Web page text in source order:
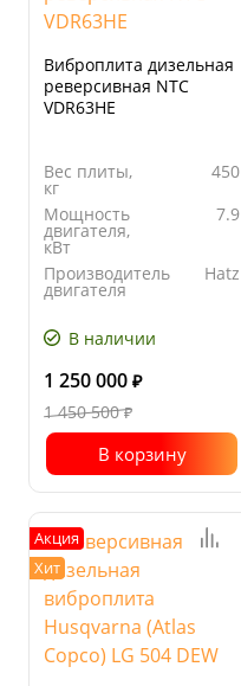
Виброплита дизельная
реверсивная NTC
VDR63HE
Вес плиты,
кг
450
Мощность
двигателя,
кВт
7.9
Производитель
двигателя
Hatz
основания
плиты, мм
В наличии
1 250 000 ₽
1 450 500₽
В корзину
Акция
Хит